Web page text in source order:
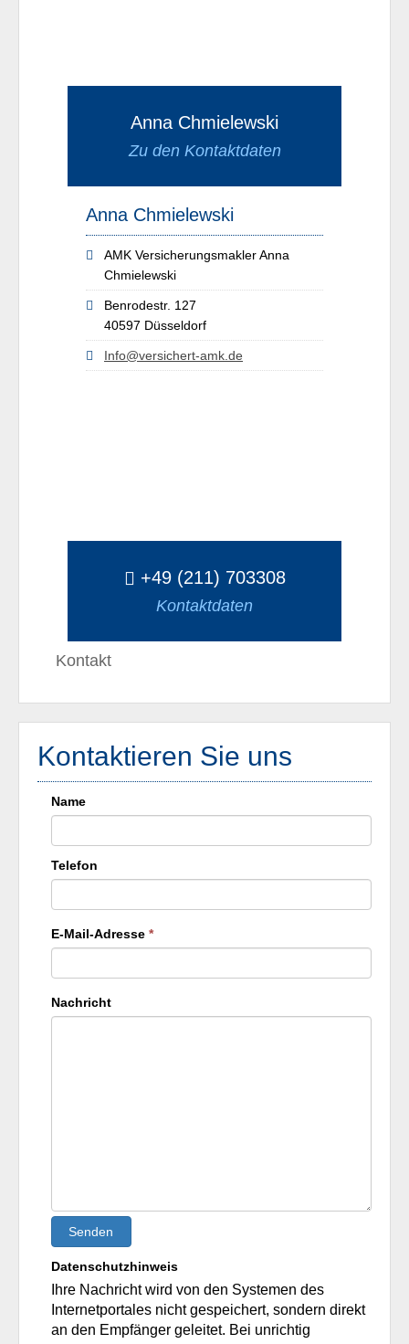
Anna Chmielewski
Zu den Kontaktdaten
Anna Chmielewski
AMK Versicherungsmakler Anna
Chmielewski
Benrodestr. 127
40597 Düsseldorf
Info@versichert-amk.de
+49 (211) 703308
Kontaktdaten
Kontakt
Kontaktieren Sie uns
Name
Telefon
E-Mail-Adresse *
Nachricht
Senden
Datenschutzhinweis
Ihre Nachricht wird von den Systemen des
Internetportales nicht gespeichert, sondern direkt
an den Empfänger geleitet. Bei unrichtig